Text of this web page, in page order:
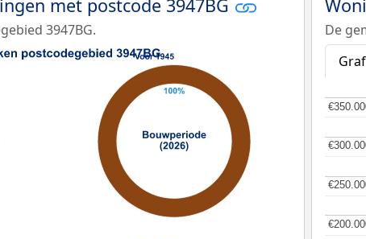
met postcode 3947BG
3947BG. De